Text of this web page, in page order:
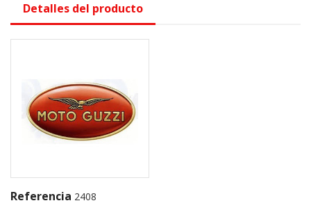
Detalles del producto
Referencia 2408